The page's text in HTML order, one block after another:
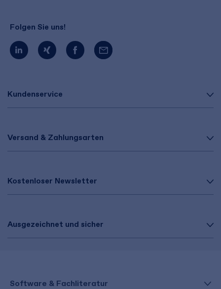
Kundenservice
Versand & Zahlungsarten
Kostenloser Newsletter
Ausgezeichnet und sicher
Folgen Sie uns!
Software & Fachliteratur